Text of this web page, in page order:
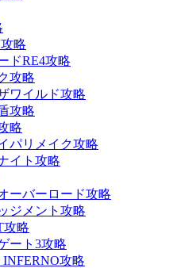
略
ドRE4攻略
攻略
ワイルド攻略
攻略
略
パリメイク攻略
イト攻略
ーバーロード攻略
ジメント攻略
攻略
ート3攻略
攻略